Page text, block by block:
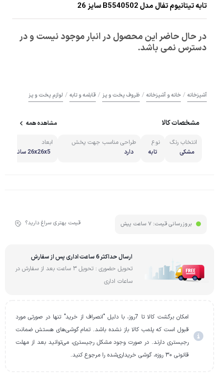
تابه تیتانیوم تفال مدل B5540502 سایز 26
در حال حاضر این محصول در انبار موجود نیست و در
دسترس نمی باشد.
آشپزخانه / خانه و آشپزخانه / ظروف پخت و پز / قابلمه و تابه / لوازم پخت و پز
مشخصات کالا مشاهده همه
انتخاب رنگ
مشکی
نوع
تابه
طراحی مناسب جهت پخش
بهتر گرما
دارد
ابعاد
26x26x5 سانتی‌متر
بروزرسانی قیمت: 7 ساعت پیش قیمت بهتری سراغ دارید؟
ارسال حداکثر 6 ساعت اداری پس از سفارش
تحویل حضوری : تحویل 3 ساعت بعد از سفارش در
ساعات اداری
امکان برگشت کالا تا 7روز، با دلیل "انصراف از خرید" تنها در صورتی مورد
قبول است که پلمب کالا باز نشده باشد. تمام گوشی‌های هستش ضمانت
رجیستری دارند. در صورت وجود مشکل رجیستری، می‌توانید بعد از مهلت
قانونی ۳۰ روزه، گوشی خریداری‌شده را مرجوع کنید.